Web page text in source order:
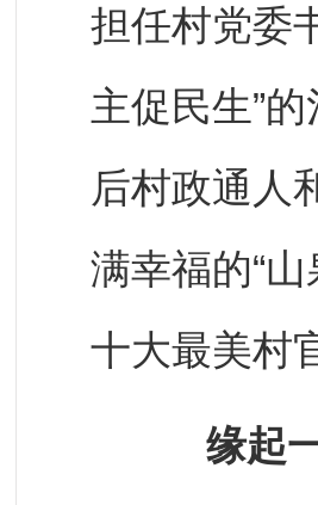
担任村党委
主促民生”
后村政通人
满幸福的“
十大最美村
缘起